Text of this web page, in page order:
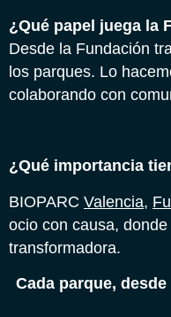
¿Qué papel juega la
Desde la Fundación
los parques. Lo
colaborando con
¿Qué importancia
BIOPARC Valencia,
ocio con causa,
transformadora.
Cada parque,